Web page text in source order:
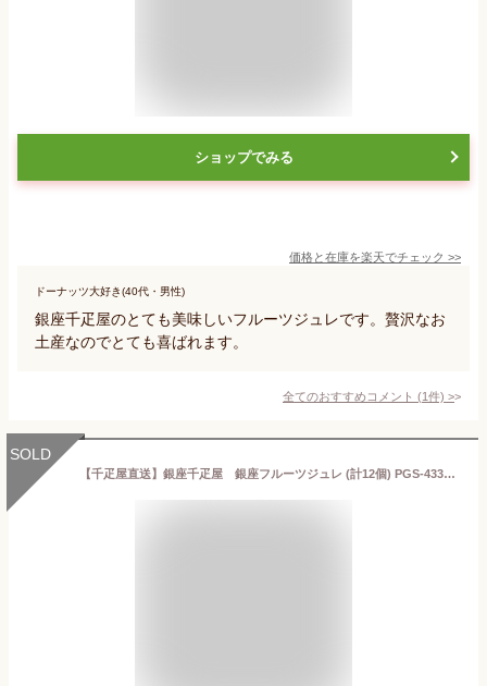
ショップでみる
価格と在庫を楽天でチェック >>
ドーナッツ大好き(40代・男性)
銀座千疋屋のとても美味しいフルーツジュレです。贅沢なお
土産なのでとても喜ばれます。
全てのおすすめコメント (1件) >
SOLD
【千疋屋直送】銀座千疋屋 銀座フルーツジュレ (計12個) PGS-433【送料無料】,スイーツ,ギフト,贈り物